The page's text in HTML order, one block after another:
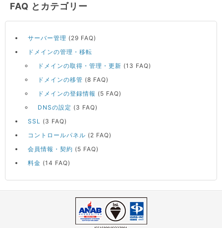
FAQ とカテゴリー
サーバー管理 (29 FAQ)
ドメインの管理・移転
ドメインの取得・管理・更新 (13 FAQ)
ドメインの移管 (8 FAQ)
ドメインの登録情報 (5 FAQ)
DNSの設定 (3 FAQ)
SSL
(3 FAQ)
コントロールパネル (2 FAQ)
会員情報・契約 (5 FAQ)
料金 (14 FAQ)